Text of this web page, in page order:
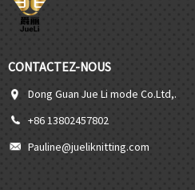
CONTACTEZ-NOUS
Dong Guan Jue Li mode Co.Ltd,.
+86 13802457802
Pauline@jueliknitting.com